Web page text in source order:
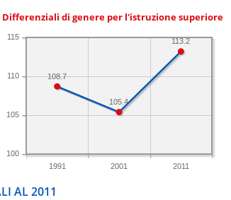
Differenziali di genere per l'istruzione superiore
1991 2001 2011
100
105
110
115
113.2
105.4
108.7
AL 2011